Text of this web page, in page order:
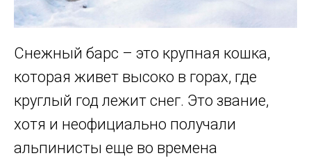
Снежный барс – это крупная кошка,
которая живет высоко в горах, где
круглый год лежит снег. Это звание,
хотя и неофициально получали
альпинисты еще во времена